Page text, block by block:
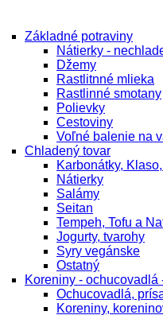
Základné potraviny
Nátierky -
Džemy
Rastlitnné mlieka
Rastlinné smotany
Polievky
Cestoviny
Voľné balenie na
Chladený tovar
Karbonátky,
Nátierky
Salámy
Seitan
Tempeh, Tofu a
Jogurty, tvarohy
Syry vegánske
Ostatný
Koreniny - ochucovadlá
Ochucovadlá,
Koreniny,